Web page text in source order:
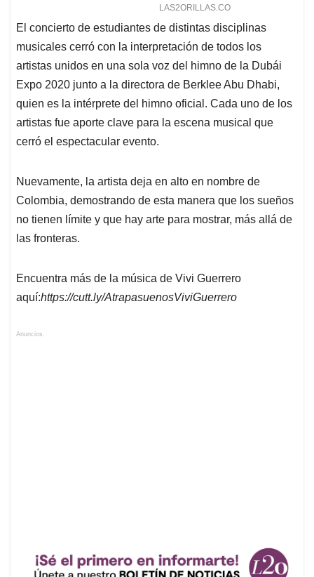
El concierto de estudiantes de distintas disciplinas
musicales cerró con la interpretación de todos los
artistas unidos en una sola voz del himno de la Dubái
Expo 2020 junto a la directora de Berklee Abu Dhabi,
quien es la intérprete del himno oficial. Cada uno de los
artistas fue aporte clave para la escena musical que
cerró el espectacular evento.
Nuevamente, la artista deja en alto en nombre de
Colombia, demostrando de esta manera que los sueños
no tienen límite y que hay arte para mostrar, más allá de
las fronteras.
Encuentra más de la música de Vivi Guerrero
aquí:https://cutt.ly/AtrapasuenosViviGuerrero
Anuncios.